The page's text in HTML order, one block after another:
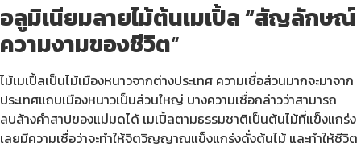
อลูมิเนียมลายไม้ต้นเมเปิ้ล “สัญลักษณ์
ความงามของชีวิต“
ไม้เมเปิ้ลเป็นไม้เมืองหนาวจากต่างประเทศ ความเชื่อส่วนมากจะมาจาก
ประเทศแถบเมืองหนาวเป็นส่วนใหญ่ บางความเชื่อกล่าวว่าสามารถ
ลบล้างคำสาปของแม่มดได้ เมเปิ้ลตามธรรมชาติเป็นต้นไม้ที่แข็งแกร่ง
เลยมีความเชื่อว่าจะทำให้จิตวิญญาณแข็งแกร่งดั่งต้นไม้ และทำให้ชีวิต